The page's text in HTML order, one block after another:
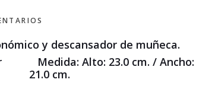
y descansador de muñeca.
Medida: Alto: 23.0 cm. / Ancho:
21.0 cm.